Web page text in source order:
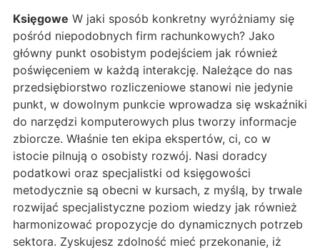
Księgowe W jaki sposób konkretny wyróżniamy się
pośród niepodobnych firm rachunkowych? Jako
główny punkt osobistym podejściem jak również
poświęceniem w każdą interakcję. Należące do nas
przedsiębiorstwo rozliczeniowe stanowi nie jedynie
punkt, w dowolnym punkcie wprowadza się wskaźniki
do narzędzi komputerowych plus tworzy informacje
zbiorcze. Właśnie ten ekipa ekspertów, ci, co w
istocie pilnują o osobisty rozwój. Nasi doradcy
podatkowi oraz specjalistki od księgowości
metodycznie są obecni w kursach, z myślą, by trwale
rozwijać specjalistyczne poziom wiedzy jak również
harmonizować propozycje do dynamicznych potrzeb
sektora. Zyskujesz zdolność mieć przekonanie, iż